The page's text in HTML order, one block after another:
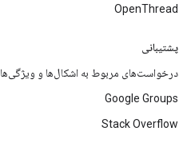
OpenThread
پشتیبانی
درخواست‌های مربوط به اشکال‌ها و ویژگی‌ها
Google Groups
Stack Overflow